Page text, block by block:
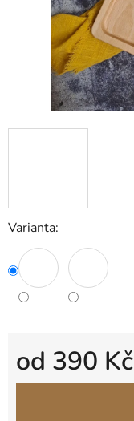
Varianta:
od 390 Kč
Měrná cena: